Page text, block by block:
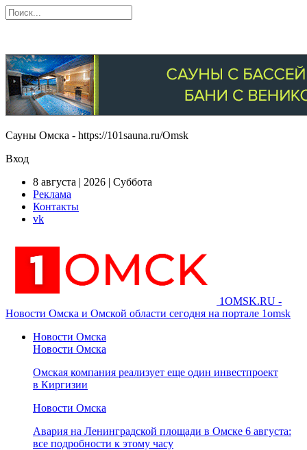
Сауны Омска - https://101sauna.ru/Omsk
Вход
8 августа | 2026 | Суббота
Реклама
Контакты
vk
1OMSK.RU -
Новости Омска и Омской области сегодня на портале 1omsk
Новости Омска
Новости Омска
Омская компания реализует еще один инвестпроект
в Киргизии
Новости Омска
Авария на Ленинградской площади в Омске 6 августа:
все подробности к этому часу